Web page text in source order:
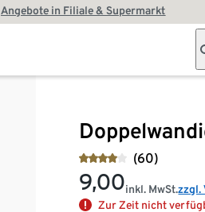
Angebote in Filiale & Supermarkt
(60)
9,00inkl. MwSt.zzgl.
Zur Zeit nicht